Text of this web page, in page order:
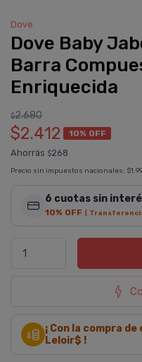
Dove
Dove Baby
Barra
Enriquecida
$2.680
$2.412 10% OFF
Ahorrás $268
Precio sin impuestos nacionales:
6 cuotas sin
10% OFF (
¡ Con la compra
Leloir$ !